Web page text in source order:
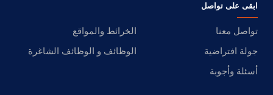
ابقى على تواصل
تواصل معنا
الخرائط والمواقع
جولة افتراضية
الوظائف و الوظائف الشاغرة
أسئلة وأجوبة